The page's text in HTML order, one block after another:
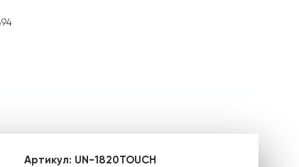
Артикул: UN-1820TOUCH